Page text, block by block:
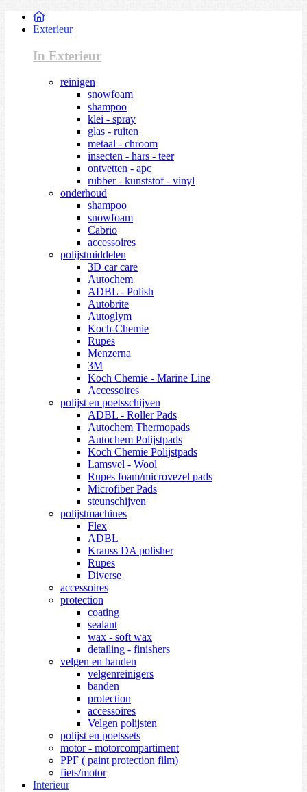
Exterieur
In Exterieur
reinigen
snowfoam
shampoo
klei - spray
glas - ruiten
metaal - chroom
insecten - hars - teer
ontvetten - apc
rubber - kunststof - vinyl
onderhoud
shampoo
snowfoam
Cabrio
accessoires
polijstmiddelen
3D car care
Autochem
ADBL - Polish
Autobrite
Autoglym
Koch-Chemie
Rupes
Menzerna
3M
Koch Chemie - Marine Line
Accessoires
polijst en poetsschijven
ADBL - Roller Pads
Autochem Thermopads
Autochem Polijstpads
Koch Chemie Polijstpads
Lamsvel - Wool
Rupes foam/microvezel pads
Microfiber Pads
steunschijven
polijstmachines
Flex
ADBL
Krauss DA polisher
Rupes
Diverse
accessoires
protection
coating
sealant
wax - soft wax
detailing - finishers
velgen en banden
velgenreinigers
banden
protection
accessoires
Velgen polijsten
polijst en poetssets
motor - motorcompartiment
PPF ( paint protection film)
fiets/motor
Interieur